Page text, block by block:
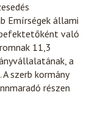
Emírségek állami
befektetőként való
11,3
a
szerb kormány
részen